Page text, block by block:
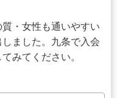
・女性も通いやすい
ました。九条で入会
みてください。